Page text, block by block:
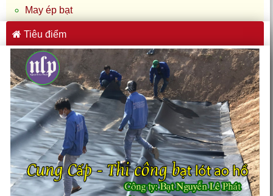
May ép bạt
Tiêu điểm